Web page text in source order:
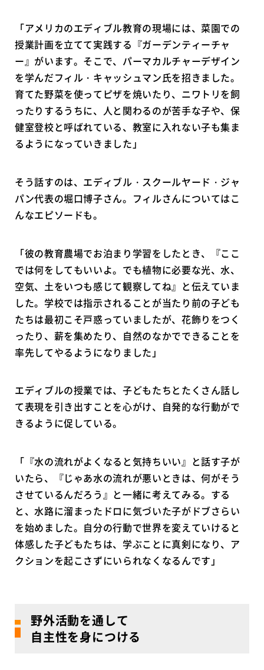
「アメリカのエディブル教育の現場には、菜園での
授業計画を立てて実践する『ガーデンティーチャ
ー』がいます。そこで、パーマカルチャーデザイン
を学んだフィル・キャッシュマン氏を招きました。
育てた野菜を使ってピザを焼いたり、ニワトリを飼
ったりするうちに、人と関わるのが苦手な子や、保
健室登校と呼ばれている、教室に入れない子も集ま
るようになっていきました」
そう話すのは、エディブル・スクールヤード・ジャ
パン代表の堀口博子さん。フィルさんについてはこ
んなエピソードも。
「彼の教育農場でお泊まり学習をしたとき、『ここ
では何をしてもいいよ。でも植物に必要な光、水、
空気、土をいつも感じて観察してね』と伝えていま
した。学校では指示されることが当たり前の子ども
たちは最初こそ戸惑っていましたが、花飾りをつく
ったり、薪を集めたり、自然のなかでできることを
率先してやるようになりました」
エディブルの授業では、子どもたちとたくさん話し
て表現を引き出すことを心がけ、自発的な行動がで
きるように促している。
「『水の流れがよくなると気持ちいい』と話す子が
いたら、『じゃあ水の流れが悪いときは、何がそう
させているんだろう』と一緒に考えてみる。する
と、水路に溜まったドロに気づいた子がドブさらい
を始めました。自分の行動で世界を変えていけると
体感した子どもたちは、学ぶことに真剣になり、ア
クションを起こさずにいられなくなるんです」
野外活動を通して
自主性を身につける